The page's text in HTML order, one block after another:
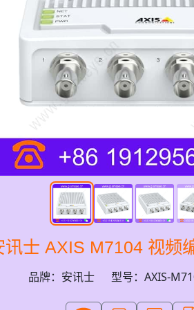
讯士 AXIS M7104 视频
品牌：安讯士 型号：AXIS-